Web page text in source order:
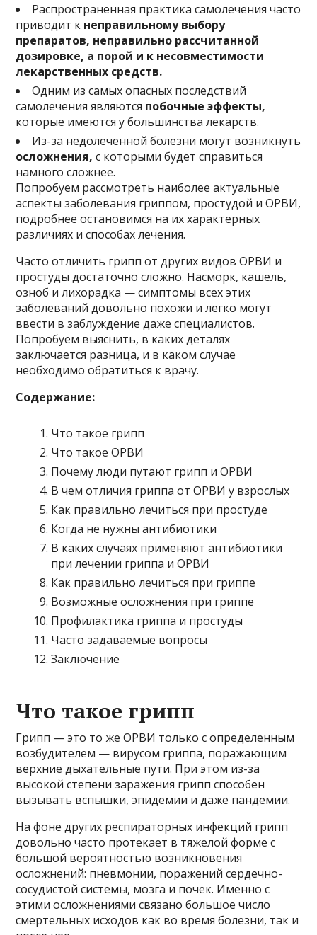
Распространенная практика самолечения часто
приводит к неправильному выбору
препаратов, неправильно рассчитанной
дозировке, а порой и к несовместимости
лекарственных средств.
Одним из самых опасных последствий
самолечения являются побочные эффекты,
которые имеются у большинства лекарств.
Из-за недолеченной болезни могут возникнуть
осложнения, с которыми будет справиться
намного сложнее.
Попробуем рассмотреть наиболее актуальные
аспекты заболевания гриппом, простудой и ОРВИ,
подробнее остановимся на их характерных
различиях и способах лечения.
Часто отличить грипп от других видов ОРВИ и
простуды достаточно сложно. Насморк, кашель,
озноб и лихорадка — симптомы всех этих
заболеваний довольно похожи и легко могут
ввести в заблуждение даже специалистов.
Попробуем выяснить, в каких деталях
заключается разница, и в каком случае
необходимо обратиться к врачу.
Содержание:
Что такое грипп
Что такое ОРВИ
Почему люди путают грипп и ОРВИ
В чем отличия гриппа от ОРВИ у взрослых
Как правильно лечиться при простуде
Когда не нужны антибиотики
В каких случаях применяют антибиотики
при лечении гриппа и ОРВИ
Как правильно лечиться при гриппе
Возможные осложнения при гриппе
Профилактика гриппа и простуды
Часто задаваемые вопросы
Заключение
Что такое грипп
Грипп — это то же ОРВИ только с определенным
возбудителем — вирусом гриппа, поражающим
верхние дыхательные пути. При этом из-за
высокой степени заражения грипп способен
вызывать вспышки, эпидемии и даже пандемии.
На фоне других респираторных инфекций грипп
довольно часто протекает в тяжелой форме с
большой вероятностью возникновения
осложнений: пневмонии, поражений сердечно-
сосудистой системы, мозга и почек. Именно с
этими осложнениями связано большое число
смертельных исходов как во время болезни, так и